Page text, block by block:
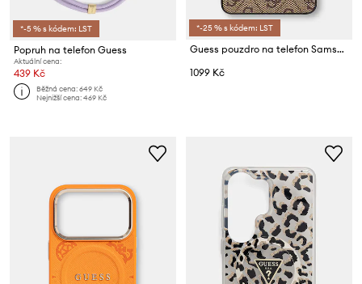
*-5 % s kódem: LST
Popruh na telefon Guess
Aktuální cena:
439 Kč
Běžná cena:649 Kč
Nejnižší cena:469 Kč
*-25 % s kódem: LST
Guess pouzdro na telefon Samsung Galaxy S26 Ultra
1099 Kč